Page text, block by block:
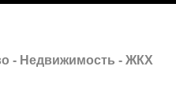
- Недвижимость - ЖКХ